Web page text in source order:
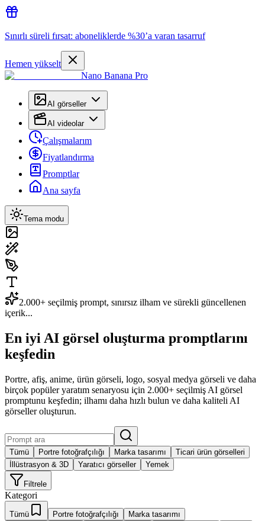
Sınırlı süreli fırsat: aboneliklerde %30’a varan tasarruf
Hemen yükselt
Nano Banana Pro
AI görseller
AI videolar
Çalışmalarım
Fiyatlandırma
Promptlar
Ana sayfa
Tema modu
2.000+ seçilmiş prompt, sınırsız ilham ve sürekli güncellenen
içerik...
En iyi AI görsel oluşturma promptlarını
keşfedin
Portre, afiş, anime, ürün görseli, logo, sosyal medya görseli ve daha
birçok popüler yaratım senaryosu için 2.000+ seçilmiş AI görsel
promptunu keşfedin; ilhamı daha hızlı bulun ve daha kaliteli AI
görseller oluşturun.
Tümü Portre fotoğrafçılığı Marka tasarımı
Ticari ürün görselleri
İllüstrasyon & 3D
Yaratıcı görseller Yemek
Filtrele
Kategori
Tümü Portre fotoğrafçılığı
Marka tasarımı